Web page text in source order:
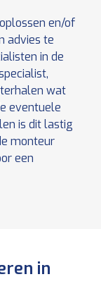
en/of
advies te
in de
wat
eventuele
is dit lastig
monteur
een
in